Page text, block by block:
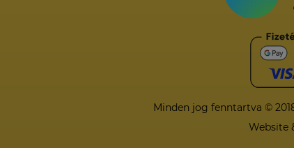
Minden jog fenntartva ©
Website